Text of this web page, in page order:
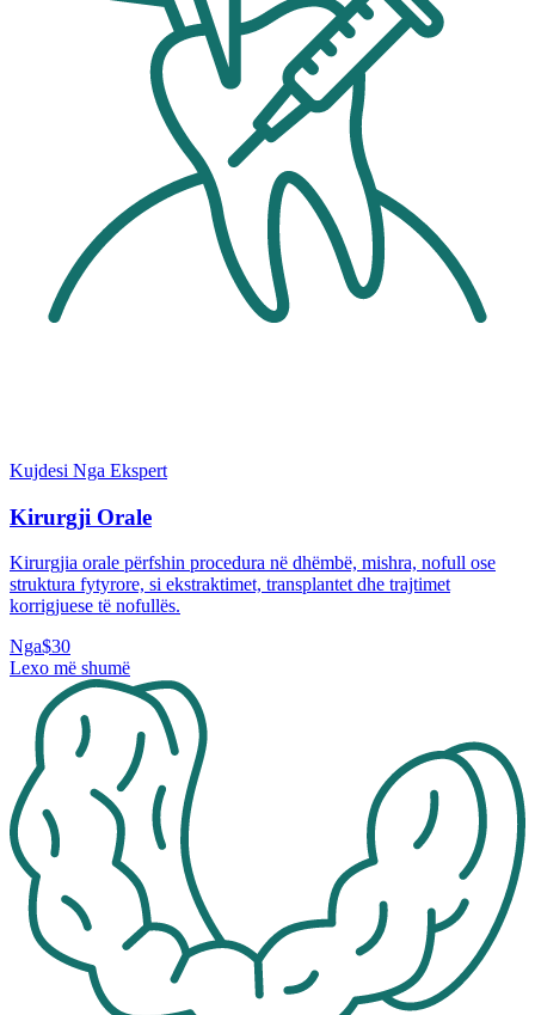
Kujdesi Nga Ekspert
Kirurgji Orale
Kirurgjia orale përfshin procedura në dhëmbë, mishra, nofull ose
struktura fytyrore, si ekstraktimet, transplantet dhe trajtimet
korrigjuese të nofullës.
Nga$30
Lexo më shumë